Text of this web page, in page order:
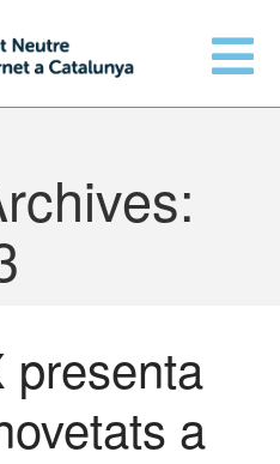
Orange amplia la seva
connexió al CATNIX
Guifi.net consolida la seva
presenta
a